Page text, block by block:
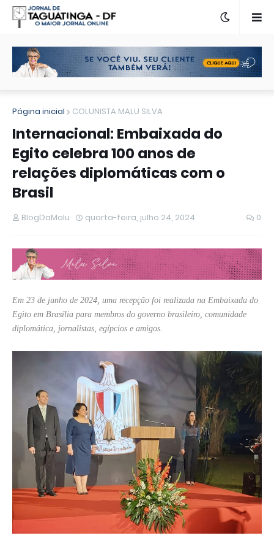
Página inicial COLUNISTA MALU SILVA
Internacional: Embaixada do
Egito celebra 100 anos de
relações diplomáticas com o
Brasil
BlogDaMalu quarta-feira, julho 24, 2024 0
Em 23 de junho de 2024, uma recepção foi realizada na Embaixada do
Egito em Brasília para membros do governo brasileiro, comunidade
diplomática, jornalistas, egípcios e amigos.